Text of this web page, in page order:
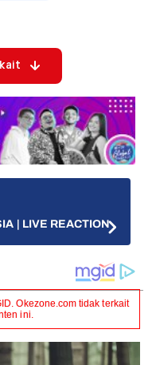
| LIVE REACTION